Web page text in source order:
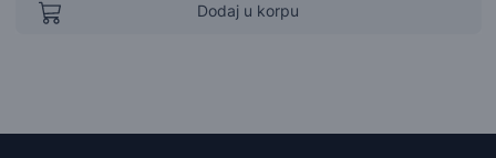
Dodaj u korpu